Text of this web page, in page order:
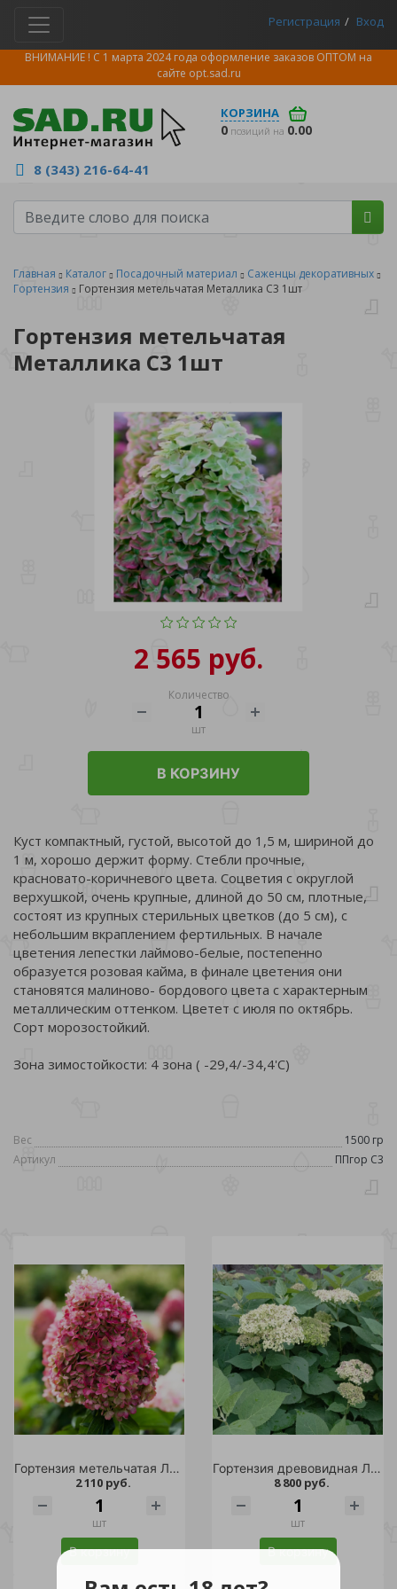
Регистрация Вход
ВНИМАНИЕ ! С 1 марта 2024 года оформление заказов ОПТОМ на
сайте opt.sad.ru
КОРЗИНА
0 позиций на 0.00
8 (343) 216-64-41
Главная Каталог Посадочный материал
Саженцы декоративных
Гортензия
Гортензия метельчатая Металлика С3 1шт
Гортензия метельчатая
Металлика С3 1шт
2 565 руб.
Количество
шт
В КОРЗИНУ
Куст компактный, густой, высотой до 1,5 м, шириной до
1 м, хорошо держит форму. Стебли прочные,
красновато-коричневого цвета. Соцветия с округлой
верхушкой, очень крупные, длиной до 50 см, плотные,
состоят из крупных стерильных цветков (до 5 см), с
небольшим вкраплением фертильных. В начале
цветения лепестки лаймово-белые, постепенно
образуется розовая кайма, в финале цветения они
становятся малиново- бордового цвета с характерным
металлическим оттенком. Цветет с июля по октябрь.
Сорт морозостойкий.
Зона зимостойкости: 4 зона ( -29,4/-34,4'C)
Вес
1500 гр
Артикул
ППгор С3
Гортензия метельчатая Ливинг Пинки Промис С2 1шт /Living Pinky Promise
2 110 руб.
шт
В корзину
Гортензия древовидная Лайм Рики С20 1шт/Hydrangea arborescens LIME RICKEY
8 800 руб.
шт
В корзину